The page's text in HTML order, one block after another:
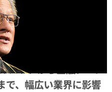
スケアから金融、エン
で、幅広い業界に影響